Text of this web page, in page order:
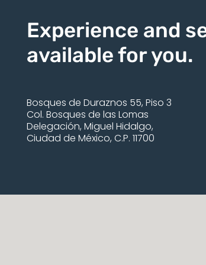
Experience and
available for you.
Bosques de Duraznos 55, Piso 3
Col. Bosques de las Lomas
Delegación, Miguel Hidalgo,
Ciudad de México, C.P. 11700